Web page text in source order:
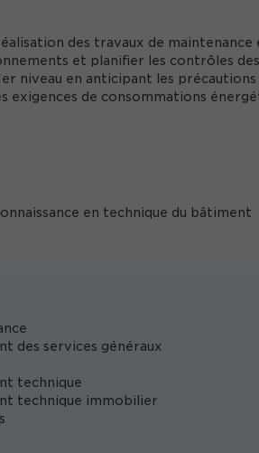
des travaux de
et planifier les contrôles
niveau en anticipant les
exigences de consommations
en technique du bâtiment
des services généraux
technique
technique immobilier